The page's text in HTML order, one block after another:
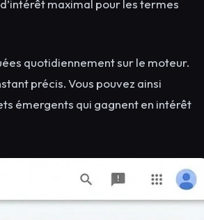
maximal pour les termes
quotidiennement sur le moteur.
précis. Vous pouvez ainsi
émergents qui gagnent en intérêt